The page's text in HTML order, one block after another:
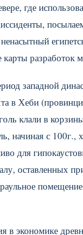
где
разработок
западной
в Хеби
клали в
начиная с
для
оставленных
в экономике